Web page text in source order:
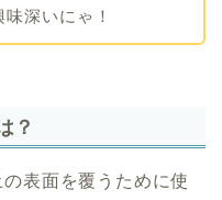
深いにゃ！
？
表面を覆うために使